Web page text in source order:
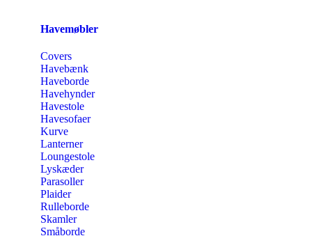
Havemøbler
Covers
Havebænk
Haveborde
Havehynder
Havestole
Havesofaer
Kurve
Lanterner
Loungestole
Lyskæder
Parasoller
Plaider
Rulleborde
Skamler
Småborde